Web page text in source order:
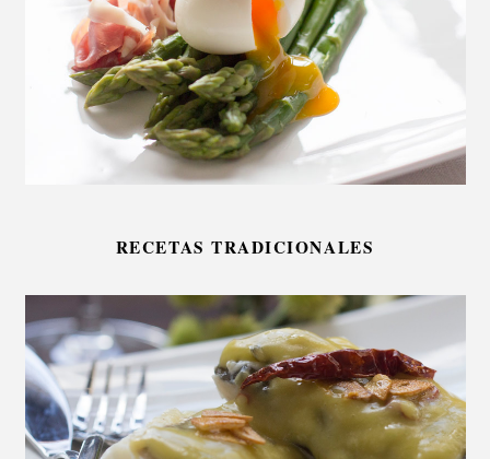
RECETAS TRADICIONALES